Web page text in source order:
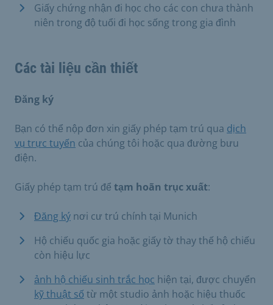
Giấy chứng nhận đi học cho các con chưa thành
niên trong độ tuổi đi học sống trong gia đình
Các tài liệu cần thiết
Đăng ký
Bạn có thể nộp đơn xin giấy phép tạm trú qua dịch
vụ trực tuyến của chúng tôi hoặc qua đường bưu
điện.
Giấy phép tạm trú để tạm hoãn trục xuất:
Đăng ký nơi cư trú chính tại Munich
Hộ chiếu quốc gia hoặc giấy tờ thay thế hộ chiếu
còn hiệu lực
ảnh hộ chiếu sinh trắc học hiện tại, được chuyển
kỹ thuật số từ một studio ảnh hoặc hiệu thuốc